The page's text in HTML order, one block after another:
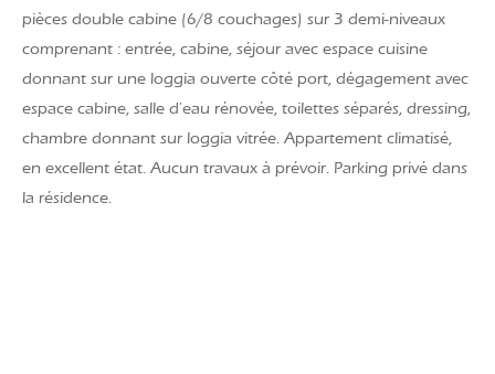
pièces double cabine (6/8 couchages) sur 3 demi-niveaux
comprenant : entrée, cabine, séjour avec espace cuisine
donnant sur une loggia ouverte côté port, dégagement avec
espace cabine, salle d'eau rénovée, toilettes séparés, dressing,
chambre donnant sur loggia vitrée. Appartement climatisé,
en excellent état. Aucun travaux à prévoir. Parking privé dans
la résidence.